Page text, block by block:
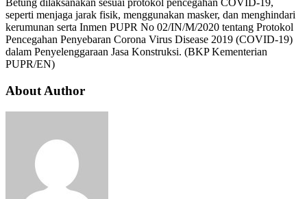
Betung dilaksanakan sesuai protokol pencegahan COVID-19,
seperti menjaga jarak fisik, menggunakan masker, dan menghindari
kerumunan serta Inmen PUPR No 02/IN/M/2020 tentang Protokol
Pencegahan Penyebaran Corona Virus Disease 2019 (COVID-19)
dalam Penyelenggaraan Jasa Konstruksi. (BKP Kementerian
PUPR/EN)
About Author